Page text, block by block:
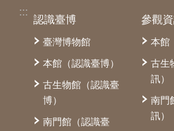
:::
認識臺博
臺灣博物館
本館（認識臺博）
古生物館（認識臺
博）
南門館（認識臺
參觀
本館
古生
訊）
南門
訊）